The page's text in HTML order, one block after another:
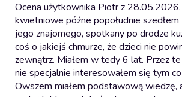
Ocena użytkownika Piotr z
kwietniowe późne popołudnie szedłem
jego znajomego, spotkany po drodze
coś o jakiejś chmurze, że dzieci nie
zewnątrz. Miałem w tedy 6 lat. Przez
nie specjalnie interesowałem się tym
Owszem miałem podstawową wiedzę,